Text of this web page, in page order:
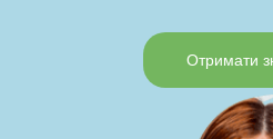
Отримати